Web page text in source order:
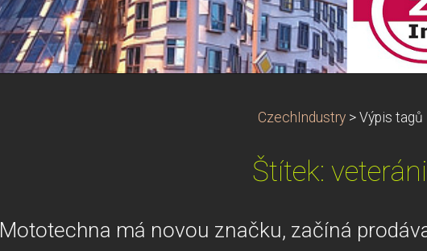
CzechIndustry > Výpis tagů
Štítek: veteráni
Mototechna má novou značku, začíná